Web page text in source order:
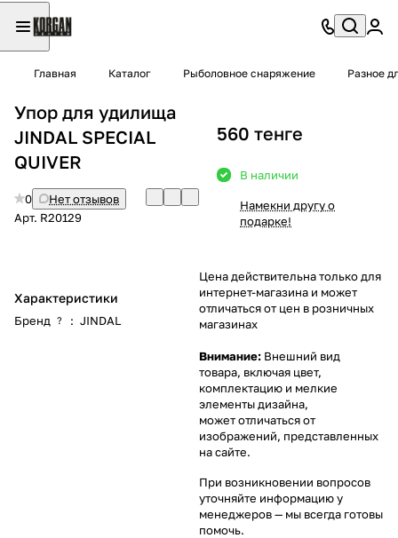
Главная Каталог Рыболовное снаряжение Разное
Упор для удилища
JINDAL SPECIAL
QUIVER
0
Нет отзывов
Арт. R20129
Характеристики
Бренд ? : JINDAL
560 тенге
В наличии
Намекни другу о
подарке!
Цена действительна только для
интернет-магазина и может
отличаться от цен в розничных
магазинах
Внимание: Внешний вид
товара, включая цвет,
комплектацию и мелкие
элементы дизайна,
может отличаться от
изображений, представленных
на сайте.
При возникновении вопросов
уточняйте информацию у
менеджеров— мы всегда готовы
помочь.